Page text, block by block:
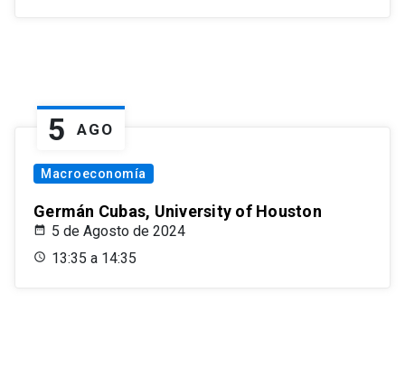
5 AGO
Macroeconomía
Germán Cubas, University of Houston
5 de Agosto de 2024
13:35 a 14:35